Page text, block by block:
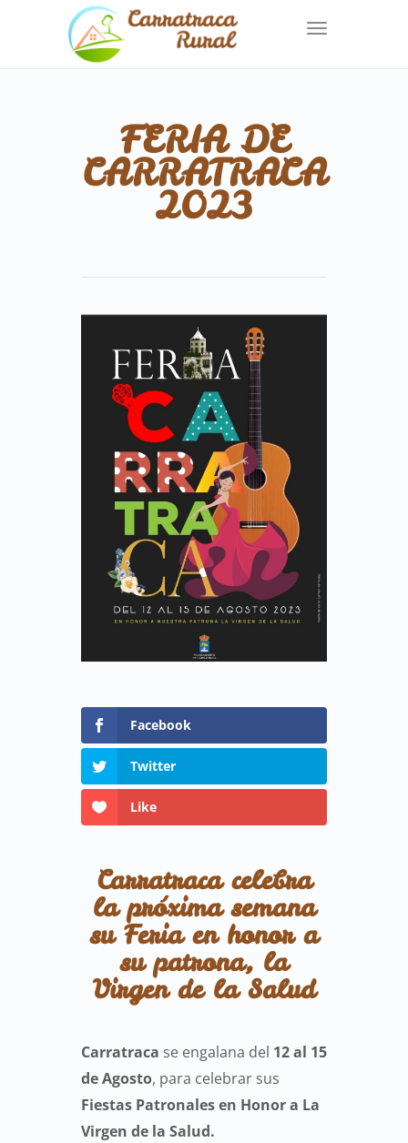
Toggle
FERIA DE
CARRATRACA
2023
Facebook
Twitter
Like
Carratraca celebra
la próxima semana
su Feria en honor a
su patrona, la
Virgen de la Salud
Carratraca se engalana del 12 al 15
de Agosto, para celebrar sus
Fiestas Patronales en Honor a La
Virgen de la Salud.